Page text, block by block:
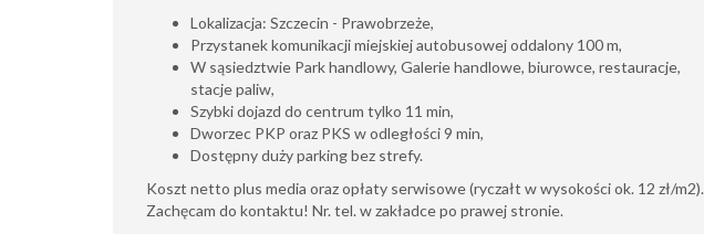
Lokalizacja: Szczecin - Prawobrzeże,
Przystanek komunikacji miejskiej autobusowej oddalony 100 m,
W sąsiedztwie Park handlowy, Galerie handlowe, biurowce, restauracje,
stacje paliw,
Szybki dojazd do centrum tylko 11 min,
Dworzec PKP oraz PKS w odległości 9 min,
Dostępny duży parking bez strefy.
Koszt netto plus media oraz opłaty serwisowe (ryczałt w wysokości ok. 12 zł/m2).
Zachęcam do kontaktu! Nr. tel. w zakładce po prawej stronie.